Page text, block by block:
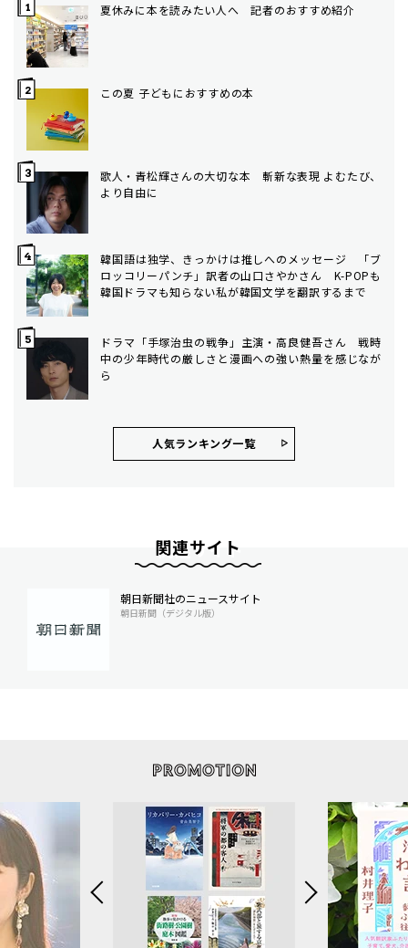
夏休みに本を読みたい人へ 記者のおすすめ紹介
この夏 子どもにおすすめの本
歌人・青松輝さんの大切な本 斬新な表現 よむたび、
より自由に
韓国語は独学、きっかけは推しへのメッセージ 「ブ
ロッコリーパンチ」訳者の山口さやかさん K-POPも
韓国ドラマも知らない私が韓国文学を翻訳するまで
ドラマ「手塚治虫の戦争」主演・高良健吾さん 戦時
中の少年時代の厳しさと漫画への強い熱量を感じなが
ら
人気ランキング⼀覧
関連サイト
朝日新聞社のニュースサイト
朝日新聞（デジタル版）